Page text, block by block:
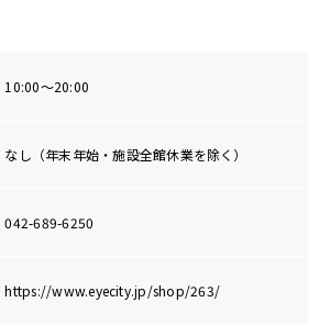
10:00～20:00
なし（年末年始・施設全館休業を除く）
042-689-6250
https://www.eyecity.jp/shop/263/